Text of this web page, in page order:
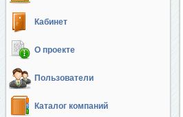
Кабинет
О проекте
Пользователи
Каталог компаний